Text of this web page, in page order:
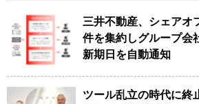
三井不動産、シェアオ
件を集約しグループ会
新期日を自動通知
ツール乱立の時代に終